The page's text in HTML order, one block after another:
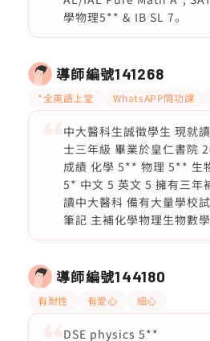
學物理5** & IB SL 7。
導師編號141268
*全英語上堂 WhatsAPP問功課
中大醫科生誠徵學生 現就
士三年級 畢業於皇仁書院
成績 化學 5** 物理 5** 生
5* 中文 5 英文 5 擁有三年
讀中大醫科 備有大量學校
筆記 主補化學物理生物數學
導師編號144180
有耐性 有愛心 細心
DSE physics 5**